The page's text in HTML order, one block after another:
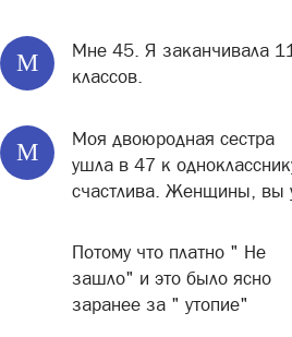
М
Мне 45. Я заканчивала 11
классов.
М
Моя двоюродная сестра
ушла в 47 к
счастлива. Женщины, вы
Потому что платно " Не
зашло" и это было ясно
заранее за " утопие"